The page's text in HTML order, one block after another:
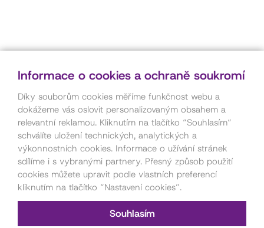
Informace o cookies a ochraně soukromí
Díky souborům cookies měříme funkčnost webu a
dokážeme vás oslovit personalizovaným obsahem a
relevantní reklamou. Kliknutím na tlačítko “Souhlasím“
schválíte uložení technických, analytických a
výkonnostních cookies. Informace o užívání stránek
sdílíme i s vybranými partnery. Přesný způsob použití
cookies můžete upravit podle vlastních preferencí
kliknutím na tlačítko “Nastavení cookies”.
Souhlasím